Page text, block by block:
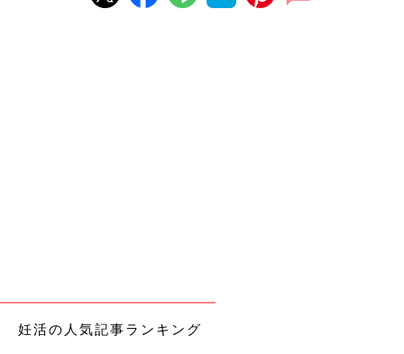
妊活の人気記事ランキング